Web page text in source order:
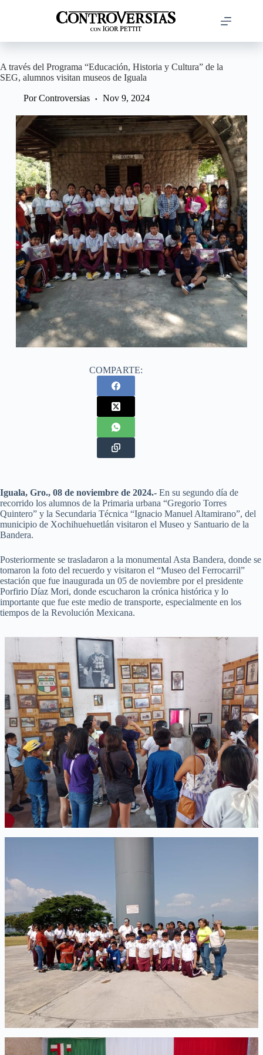
A través del Programa “Educación, Historia y Cultura” de la
SEG, alumnos visitan museos de Iguala
Por Controversias Nov 9, 2024
COMPARTE:
Iguala, Gro., 08 de noviembre de 2024.- En su segundo día de
recorrido los alumnos de la Primaria urbana “Gregorio Torres
Quintero” y la Secundaria Técnica “Ignacio Manuel Altamirano”, del
municipio de Xochihuehuetlán visitaron el Museo y Santuario de la
Bandera.
Posteriormente se trasladaron a la monumental Asta Bandera, donde se
tomaron la foto del recuerdo y visitaron el “Museo del Ferrocarril”
estación que fue inaugurada un 05 de noviembre por el presidente
Porfirio Díaz Mori, donde escucharon la crónica histórica y lo
importante que fue este medio de transporte, especialmente en los
tiempos de la Revolución Mexicana.